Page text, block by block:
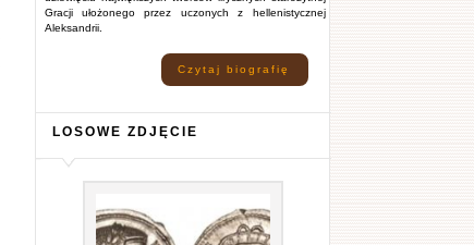
Gracji ułożonego przez uczonych z hellenistycznej
Aleksandrii.
Czytaj biografię
LOSOWE ZDJĘCIE